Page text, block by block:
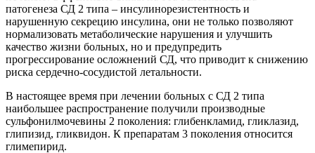
патогенеза СД 2 типа – инсулинорезистентность и
нарушенную секрецию инсулина, они не только позволяют
нормализовать метаболические нарушения и улучшить
качество жизни больных, но и предупредить
прогрессирование осложнений СД, что приводит к снижению
риска сердечно-сосудистой летальности.
В настоящее время при лечении больных с СД 2 типа
наибольшее распространение получили производные
сульфонилмочевины 2 поколения: глибенкламид, гликлазид,
глипизид, гликвидон. К препаратам 3 поколения относится
глимепирид.